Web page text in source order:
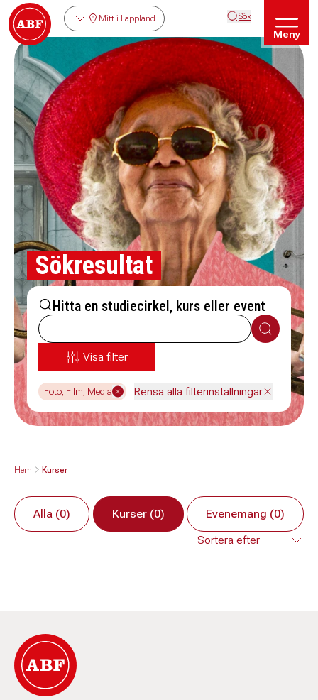
Mitt i Lappland Sök
Meny
Sökresultat
Hitta en studiecirkel, kurs eller event
Sök
Visa filter
Foto, Film, Media Rensa alla filterinställningar
Hem Kurser
Alla (0) Kurser (0) Evenemang (0)